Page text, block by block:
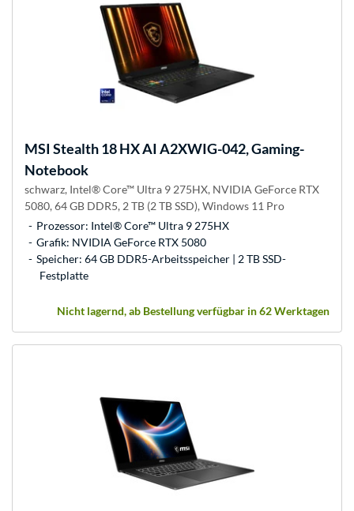
MSI Stealth 18 HX AI A2XWIG-042, Gaming-
Notebook
schwarz, Intel® Core™ Ultra 9 275HX, NVIDIA GeForce RTX
5080, 64 GB DDR5, 2 TB (2 TB SSD), Windows 11 Pro
Prozessor: Intel® Core™ Ultra 9 275HX
Grafik: NVIDIA GeForce RTX 5080
Speicher: 64 GB DDR5-Arbeitsspeicher | 2 TB SSD-
Festplatte
Nicht lagernd, ab Bestellung verfügbar in 62 Werktagen